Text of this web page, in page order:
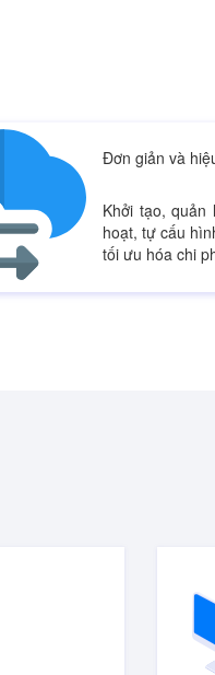
Đơn giản và
Khởi tạo,
hoạt, tự cấu
tối ưu hóa chi